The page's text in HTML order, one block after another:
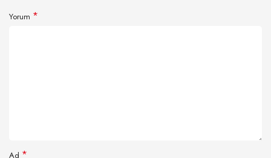
Yorum *
Ad *